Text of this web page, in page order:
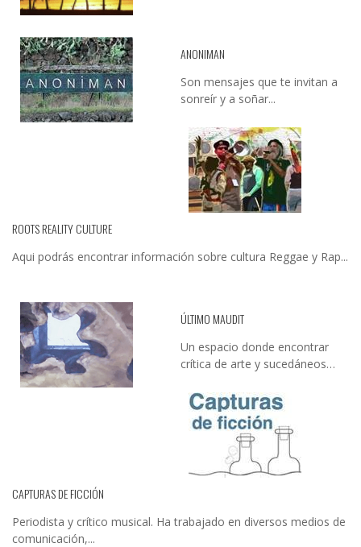
ANONIMAN
Son mensajes que te invitan a
sonreír y a soñar...
ROOTS REALITY CULTURE
Aqui podrás encontrar información sobre cultura Reggae y Rap...
ÚLTIMO MAUDIT
Un espacio donde encontrar
crítica de arte y sucedáneos…
CAPTURAS DE FICCIÓN
Periodista y crítico musical. Ha trabajado en diversos medios de
comunicación,...